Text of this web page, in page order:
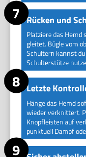
Rücken und
Platziere das Hemd
gleitet. Bügle vom
Schultern kannst
Schulterstütze
Letzte
Hänge das Hemd
wieder verknittert.
Knopfleisten auf
punktuell Dampf